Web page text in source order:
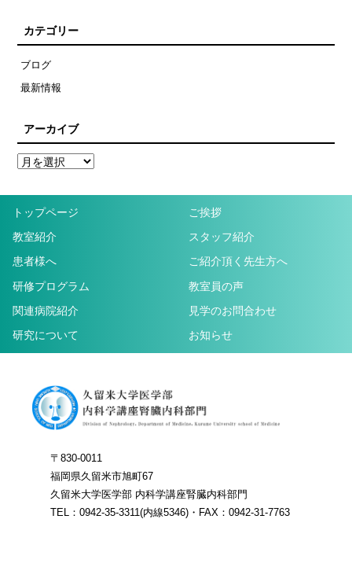
カテゴリー
ブログ
最新情報
アーカイブ
トップページ
ご挨拶
教室紹介
スタッフ紹介
患者様へ
ご紹介頂く先生方へ
研修プログラム
教室員の声
関連病院紹介
見学のお問合わせ
研究について
お知らせ
〒830-0011
福岡県久留米市旭町67
久留米大学医学部 内科学講座腎臓内科部門
TEL：0942-35-3311(内線5346)・FAX：0942-31-7763